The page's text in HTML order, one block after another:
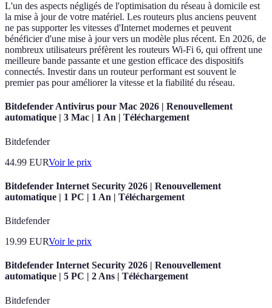
L'un des aspects négligés de l'optimisation du réseau à domicile est
la mise à jour de votre matériel. Les routeurs plus anciens peuvent
ne pas supporter les vitesses d'Internet modernes et peuvent
bénéficier d'une mise à jour vers un modèle plus récent. En 2026, de
nombreux utilisateurs préfèrent les routeurs Wi-Fi 6, qui offrent une
meilleure bande passante et une gestion efficace des dispositifs
connectés. Investir dans un routeur performant est souvent le
premier pas pour améliorer la vitesse et la fiabilité du réseau.
Bitdefender Antivirus pour Mac 2026 | Renouvellement
automatique | 3 Mac | 1 An | Téléchargement
Bitdefender
44.99 EURVoir le prix
Bitdefender Internet Security 2026 | Renouvellement
automatique | 1 PC | 1 An | Téléchargement
Bitdefender
19.99 EURVoir le prix
Bitdefender Internet Security 2026 | Renouvellement
automatique | 5 PC | 2 Ans | Téléchargement
Bitdefender